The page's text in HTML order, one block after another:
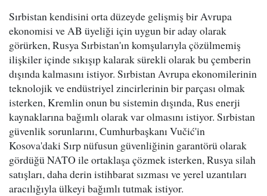
Sırbistan kendisini orta düzeyde gelişmiş bir Avrupa
ekonomisi ve AB üyeliği için uygun bir aday olarak
görürken, Rusya Sırbistan'ın komşularıyla çözülmemiş
ilişkiler içinde sıkışıp kalarak sürekli olarak bu çemberin
dışında kalmasını istiyor. Sırbistan Avrupa ekonomilerinin
teknolojik ve endüstriyel zincirlerinin bir parçası olmak
isterken, Kremlin onun bu sistemin dışında, Rus enerji
kaynaklarına bağımlı olarak var olmasını istiyor. Sırbistan
güvenlik sorunlarını, Cumhurbaşkanı Vučić'in
Kosova'daki Sırp nüfusun güvenliğinin garantörü olarak
gördüğü NATO ile ortaklaşa çözmek isterken, Rusya silah
satışları, daha derin istihbarat sızması ve yerel uzantıları
aracılığıyla ülkeyi bağımlı tutmak istiyor.